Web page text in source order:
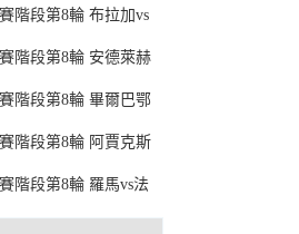
階段第8輪 布拉加vs
階段第8輪 安德萊赫
階段第8輪 畢爾巴鄂
階段第8輪 阿賈克斯
階段第8輪 羅馬vs法